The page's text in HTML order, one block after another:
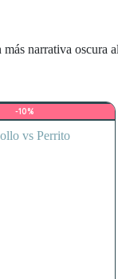
más narrativa
-10%